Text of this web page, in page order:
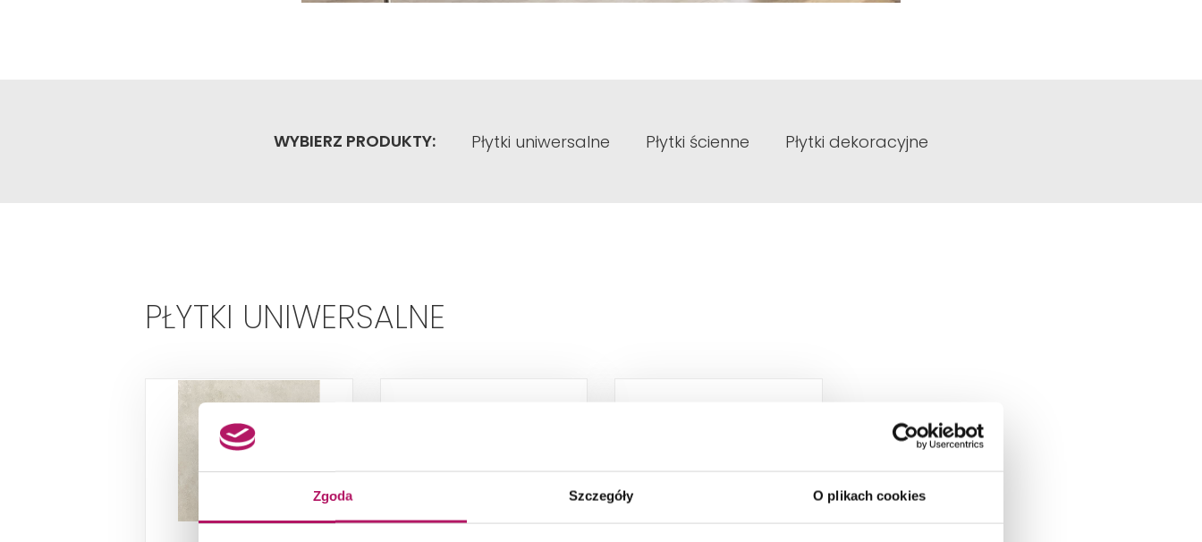
Zgoda Szczegóły O plikach cookies
WYBIERZ PRODUKTY: Płytki uniwersalne Płytki ścienne Płytki dekoracyjne
PŁYTKI UNIWERSALNE